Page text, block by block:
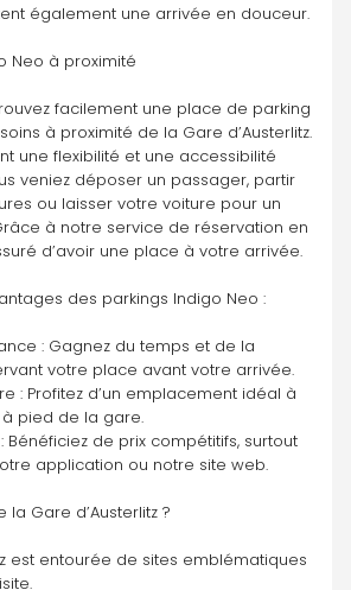
également une arrivée en douceur.
Neo à proximité
facilement une place de parking
à proximité de la Gare d’Austerlitz.
une flexibilité et une accessibilité
veniez déposer un passager, partir
ou laisser votre voiture pour un
à notre service de réservation en
d’avoir une place à votre arrivée.
des parkings Indigo Neo :
: Gagnez du temps et de la
votre place avant votre arrivée.
: Profitez d’un emplacement idéal à
pied de la gare.
Bénéficiez de prix compétitifs, surtout
application ou notre site web.
Gare d’Austerlitz ?
est entourée de sites emblématiques